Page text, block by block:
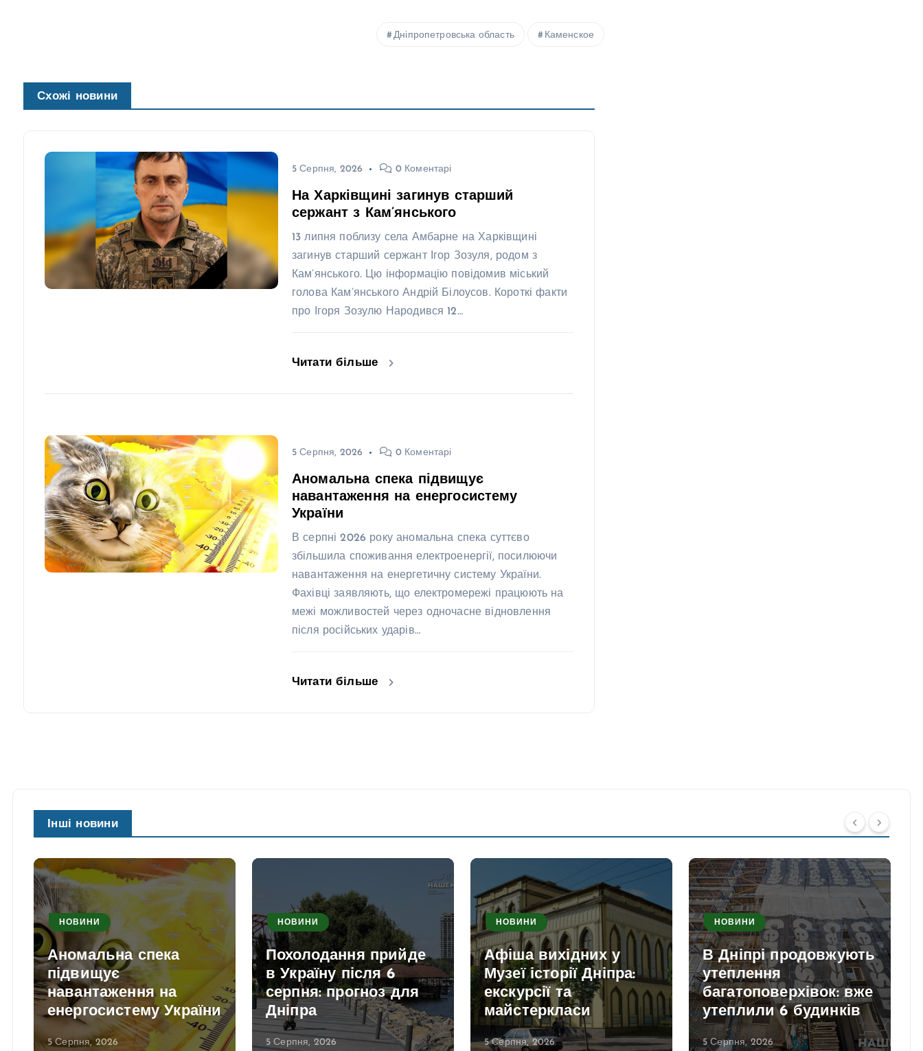
Дніпропетровська область Каменское
Схожі новини
5 Серпня, 2026 0 Коментарі
На Харківщині загинув старший
сержант з Кам’янського
13 липня поблизу села Амбарне на Харківщині
загинув старший сержант Ігор Зозуля, родом з
Кам’янського. Цю інформацію повідомив міський
голова Кам’янського Андрій Білоусов. Короткі факти
про Ігоря Зозулю Народився 12…
Читати більше
5 Серпня, 2026 0 Коментарі
Аномальна спека підвищує
навантаження на енергосистему
України
В серпні 2026 року аномальна спека суттєво
збільшила споживання електроенергії, посилюючи
навантаження на енергетичну систему України.
Фахівці заявляють, що електромережі працюють на
межі можливостей через одночасне відновлення
після російських ударів…
Читати більше
Інші новини
НОВИНИ
Аномальна спека
підвищує
навантаження на
енергосистему України
5 Серпня, 2026
НОВИНИ
Похолодання прийде
в Україну після 6
серпня: прогноз для
Дніпра
5 Серпня, 2026
НОВИНИ
Афіша вихідних у
Музеї історії Дніпра:
екскурсії та
майстеркласи
5 Серпня, 2026
НОВИНИ
В Дніпрі продовжують
утеплення
багатоповерхівок: вже
утеплили 6 будинків
5 Серпня, 2026